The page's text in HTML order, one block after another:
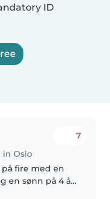
ID
Oslo
7
fire med en
en sønn på 4 år.